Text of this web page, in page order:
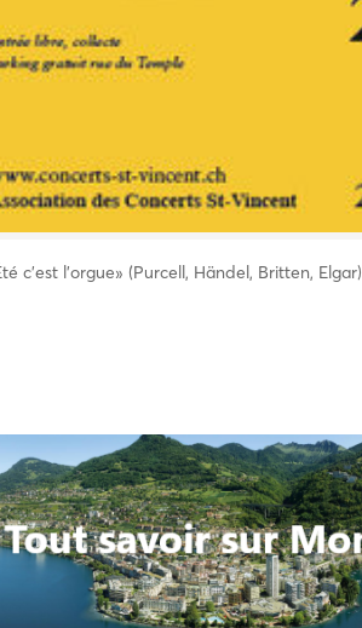
c’est l’orgue» (Purcell, Händel, Britten, Elgar)